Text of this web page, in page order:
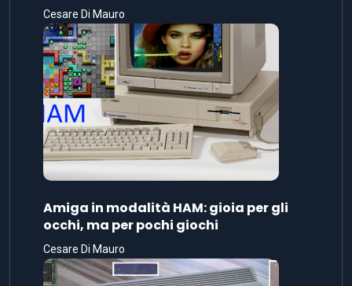
Cesare Di Mauro
Amiga in modalità HAM: gioia per gli
occhi, ma per pochi giochi
Cesare Di Mauro